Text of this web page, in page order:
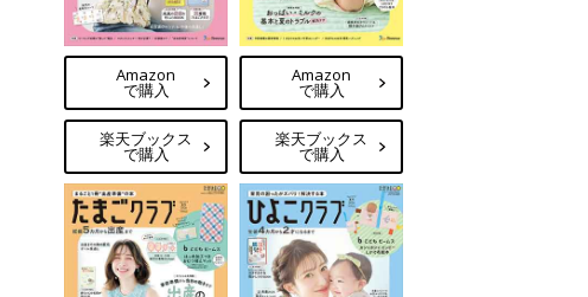
Amazon
で購入
楽天ブックス
で購入
Amazon
で購入
楽天ブックス
で購入